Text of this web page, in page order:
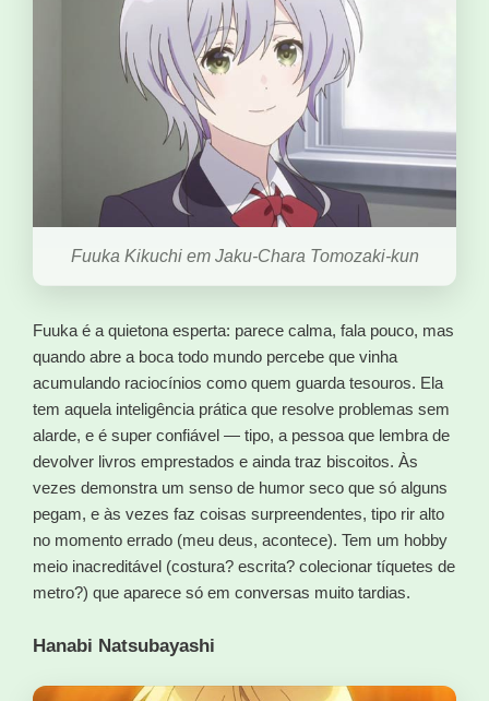
Fuuka Kikuchi em Jaku-Chara Tomozaki-kun
Fuuka é a quietona esperta: parece calma, fala pouco, mas
quando abre a boca todo mundo percebe que vinha
acumulando raciocínios como quem guarda tesouros. Ela
tem aquela inteligência prática que resolve problemas sem
alarde, e é super confiável — tipo, a pessoa que lembra de
devolver livros emprestados e ainda traz biscoitos. Às
vezes demonstra um senso de humor seco que só alguns
pegam, e às vezes faz coisas surpreendentes, tipo rir alto
no momento errado (meu deus, acontece). Tem um hobby
meio inacreditável (costura? escrita? colecionar tíquetes de
metro?) que aparece só em conversas muito tardias.
Hanabi Natsubayashi